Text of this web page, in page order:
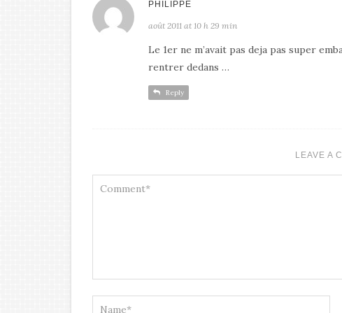
PHILIPPE
août 2011 at 10 h 29 min
Le 1er ne m’avait pas deja pas super
rentrer dedans …
Reply
LEAVE A